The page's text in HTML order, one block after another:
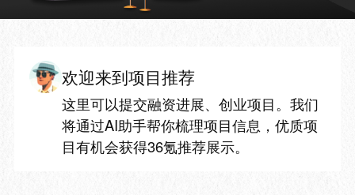
欢迎来到项目推荐
这里可以提交融资进展、创业项目。我们
将通过AI助手帮你梳理项目信息，优质项
目有机会获得36氪推荐展示。